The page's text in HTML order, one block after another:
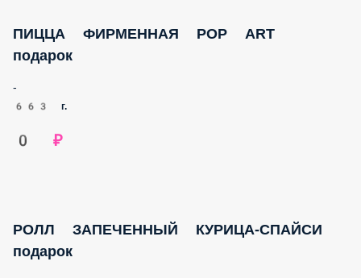
ПИЦЦА ФИРМЕННАЯ POP ART подарок
-
0 ₽
подарок
-